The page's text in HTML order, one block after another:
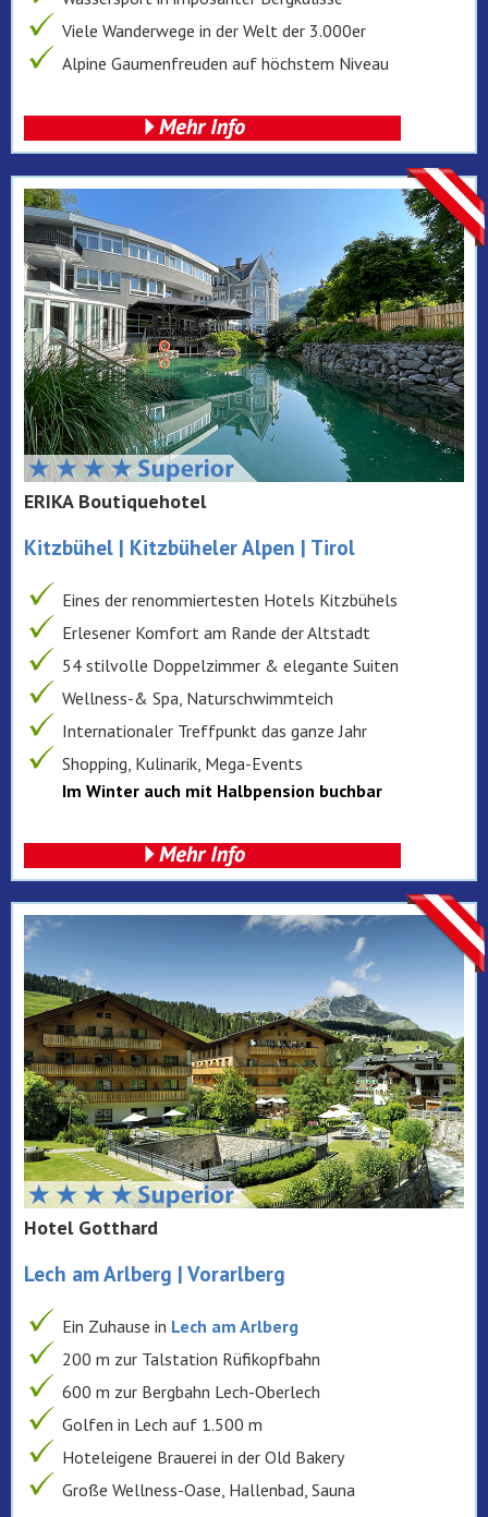
Viele Wanderwege in der Welt der 3.000er
Alpine Gaumenfreuden auf höchstem Niveau
ERIKA Boutiquehotel
Kitzbühel | Kitzbüheler Alpen | Tirol
Eines der renommiertesten Hotels Kitzbühels
Erlesener Komfort am Rande der Altstadt
54 stilvolle Doppelzimmer & elegante Suiten
Wellness-& Spa, Naturschwimmteich
Internationaler Treffpunkt das ganze Jahr
Shopping, Kulinarik, Mega-Events
Im Winter auch mit Halbpension buchbar
Hotel Gotthard
Lech am Arlberg | Vorarlberg
Ein Zuhause in Lech am Arlberg
200 m zur Talstation Rüfikopfbahn
600 m zur Bergbahn Lech-Oberlech
Golfen in Lech auf 1.500 m
Hoteleigene Brauerei in der Old Bakery
Große Wellness-Oase, Hallenbad, Sauna